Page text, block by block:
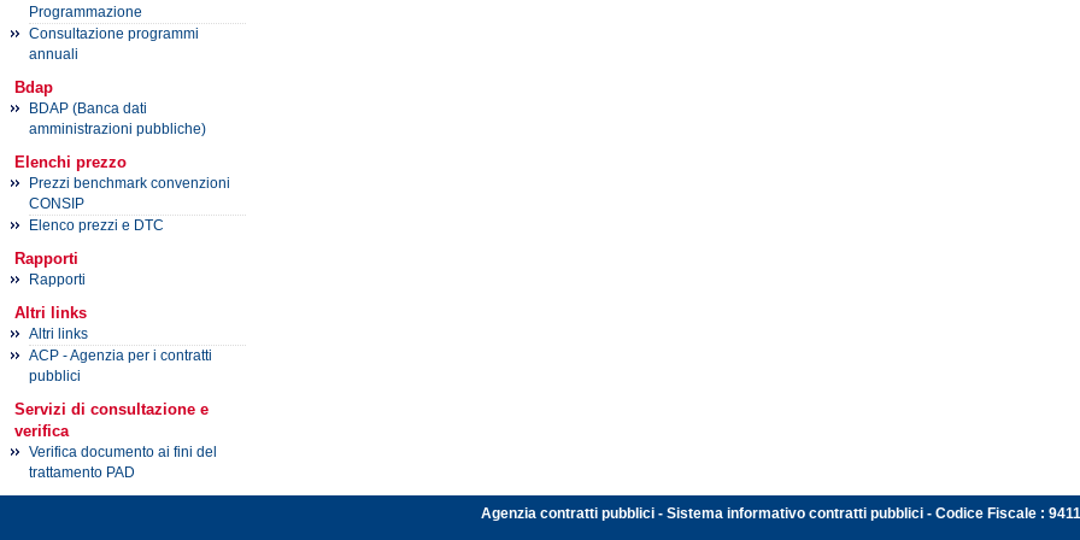
Programmazione
Consultazione programmi
annuali
Bdap
BDAP (Banca dati
amministrazioni pubbliche)
Elenchi prezzo
Prezzi benchmark convenzioni
CONSIP
Elenco prezzi e DTC
Rapporti
Rapporti
Altri links
Altri links
ACP - Agenzia per i contratti
pubblici
Servizi di consultazione e
verifica
Verifica documento ai fini del
trattamento PAD
Agenzia contratti pubblici - Sistema informativo contratti pubblici - Codice Fiscale :